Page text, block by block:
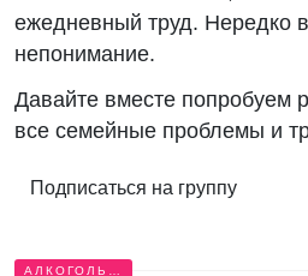
ежедневный труд. Нередко
непонимание.
Давайте вместе попробуем
все семейные проблемы и
Подписаться на группу
АЛКОГОЛЬ…